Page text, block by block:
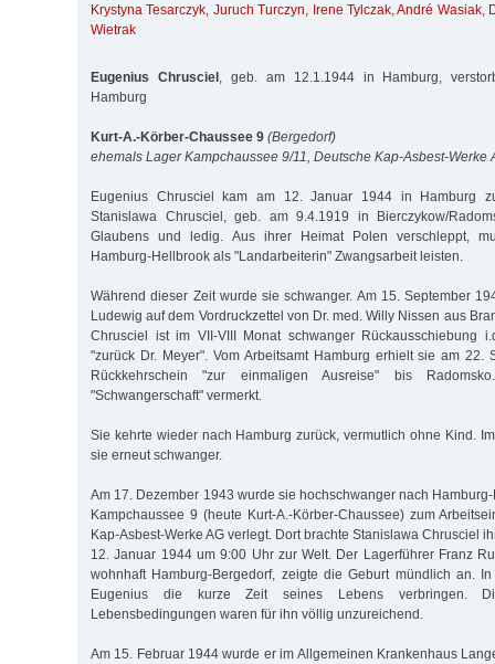
Krystyna Tesarczyk, Juruch Turczyn, Irene Tylczak,André Wasiak,
Wietrak
Eugenius Chrusciel, geb. am 12.1.1944 in Hamburg,
Hamburg
Kurt-A.-Körber-Chaussee 9 (Bergedorf)
ehemals Lager Kampchaussee 9/11, Deutsche Kap-Asbest-Werke
Eugenius Chrusciel kam am 12. Januar 1944 in Hamburg
Stanislawa Chrusciel, geb. am 9.4.1919 in Bierczykow/
Glaubens und ledig. Aus ihrer Heimat Polen verschleppt,
Hamburg-Hellbrook als "Landarbeiterin" Zwangsarbeit leisten.
Während dieser Zeit wurde sie schwanger. Am 15. September
Ludewig auf dem Vordruckzettel von Dr. med. Willy Nissen aus
Chrusciel ist im VII-VIII Monat schwanger Rückausschiebung
"zurück Dr. Meyer". Vom Arbeitsamt Hamburg erhielt sie am 22.
Rückkehrschein "zur einmaligen Ausreise" bis
"Schwangerschaft" vermerkt.
Sie kehrte wieder nach Hamburg zurück, vermutlich ohne Kind.
sie erneut schwanger.
Am 17. Dezember 1943 wurde sie hochschwanger nach
Kampchaussee 9 (heute Kurt-A.-Körber-Chaussee) zum
Kap-Asbest-Werke AG verlegt. Dort brachte Stanislawa Chrusciel
12. Januar 1944 um 9:00 Uhr zur Welt. Der Lagerführer Franz
wohnhaft Hamburg-Bergedorf, zeigte die Geburt mündlich an.
Eugenius die kurze Zeit seines Lebens verbringen.
Lebensbedingungen waren für ihn völlig unzureichend.
Am 15. Februar 1944 wurde er im Allgemeinen Krankenhaus